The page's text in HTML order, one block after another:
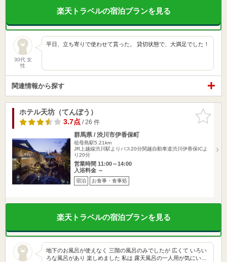
楽天トラベルの宿泊プランを見る
30代 女
性
平日、立ち寄りで使わせて貰った。 貸切状態で、大満足でした！
関連情報から探す
お気に入
りに追加
ホテル天坊（てんぼう）
3.7点/ 26 件
群馬県 / 渋川市伊香保町
祖母島駅5.21km
JR上越線渋川駅よりバス20分関越自動車道渋川伊香保ICよ
り20分
営業時間 11:00～14:00
入浴料金 ～
宿泊 お食事・食事処
楽天トラベルの宿泊プランを見る
地下のお風呂が使えなく 三階の風呂のみでしたが 広くて いろい
ろな風呂があり 楽しめました 私は 露天風呂の一人用が気にい…